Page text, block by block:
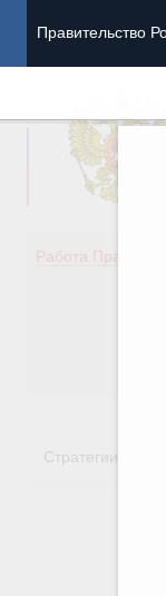
Правительство
Работа
Стратегии